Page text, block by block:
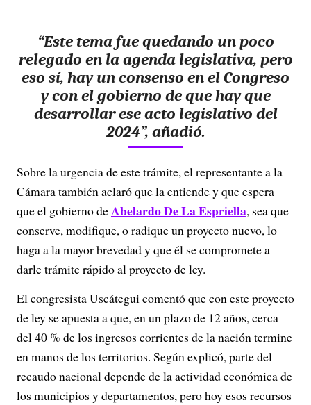
“Este tema fue quedando un poco
relegado en la agenda legislativa, pero
eso sí, hay un consenso en el Congreso
y con el gobierno de que hay que
desarrollar ese acto legislativo del
2024”, añadió.
Sobre la urgencia de este trámite, el representante a la
Cámara también aclaró que la entiende y que espera
que el gobierno deAbelardo De La Espriella, sea que
conserve, modifique, o radique un proyecto nuevo, lo
haga a la mayor brevedad y que él se compromete a
darle trámite rápido al proyecto de ley.
El congresista Uscátegui comentó que con este proyecto
de ley se apuesta a que, en un plazo de 12 años, cerca
del 40 % de los ingresos corrientes de la nación termine
en manos de los territorios. Según explicó, parte del
recaudo nacional depende de la actividad económica de
los municipios y departamentos, pero hoy esos recursos